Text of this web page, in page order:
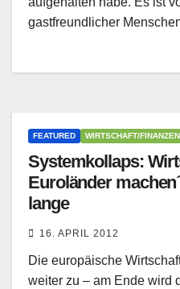
gastfreundlicher
FEATURED WIRTSCHAFT/FINANZEN
Systemkollaps:
Euroländer
lange
16. APRIL 2012
Die europäische
weiter zu – am Ende wird